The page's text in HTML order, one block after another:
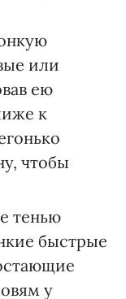
или
ею
к
чтобы
тенью
быстрые
у